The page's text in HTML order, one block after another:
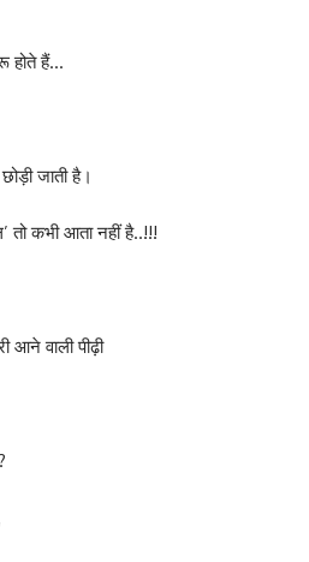
होते हैं…
जाती है।
तो कभी आता नहीं है..!!!
आने वाली पीढ़ी